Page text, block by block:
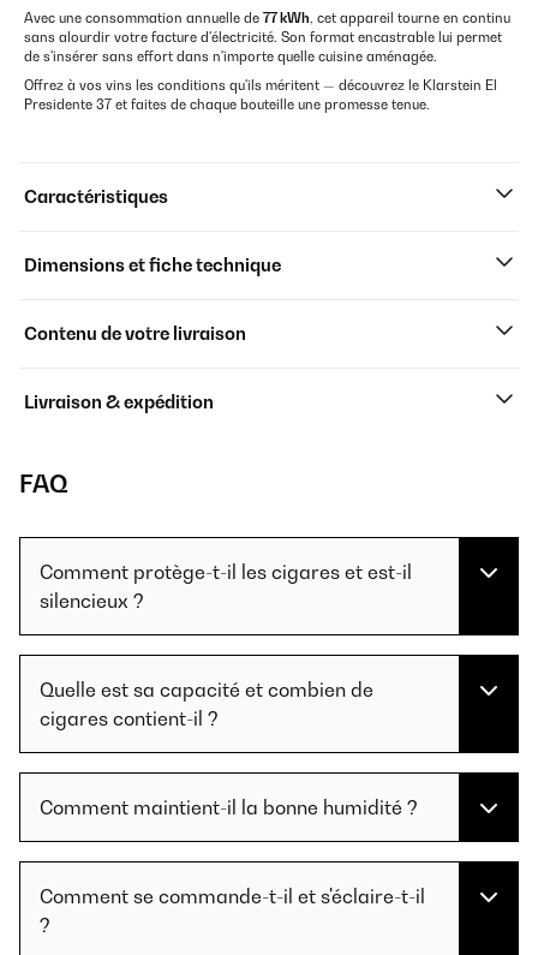
Avec une consommation annuelle de 77 kWh, cet appareil tourne en continu
sans alourdir votre facture d'électricité. Son format encastrable lui permet
de s'insérer sans effort dans n'importe quelle cuisine aménagée.
Offrez à vos vins les conditions qu'ils méritent — découvrez le Klarstein El
Presidente 37 et faites de chaque bouteille une promesse tenue.
Caractéristiques
Dimensions et fiche technique
Contenu de votre livraison
Livraison & expédition
FAQ
Comment protège-t-il les cigares et est-il
silencieux ?
Quelle est sa capacité et combien de
cigares contient-il ?
Comment maintient-il la bonne humidité ?
Comment se commande-t-il et s'éclaire-t-il
?